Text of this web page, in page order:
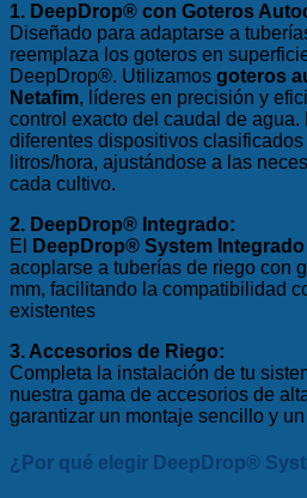
1. DeepDrop® con Goteros
Diseñado para adaptarse a
reemplaza los goteros en
DeepDrop®. Utilizamos goteros
Netafim, líderes en precisión y
control exacto del caudal de agua.
diferentes dispositivos
litros/hora, ajustándose a las
cada cultivo.
2. DeepDrop® Integrado:
El
DeepDrop® System Integrado
acoplarse a tuberías de riego con
mm, facilitando la compatibilidad
existentes
3. Accesorios de Riego:
Completa la instalación de tu
nuestra gama de accesorios de
garantizar un montaje sencillo y
¿Por qué elegir DeepDrop®